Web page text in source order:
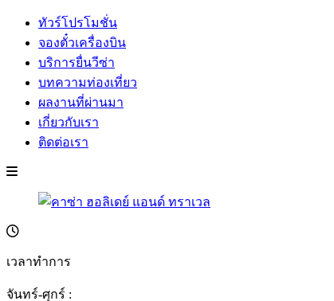
ทัวร์โปรโมชั่น
จองตั๋วเครื่องบิน
บริการยื่นวีซ่า
บทความท่องเที่ยว
ผลงานที่ผ่านมา
เกี่ยวกับเรา
ติดต่อเรา
เวลาทำการ
จันทร์-ศุกร์ :